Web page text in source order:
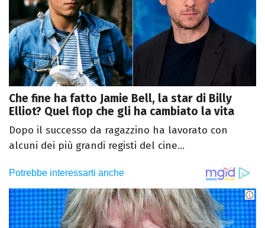
Che fine ha fatto Jamie Bell, la star di Billy
Elliot? Quel flop che gli ha cambiato la vita
Dopo il successo da ragazzino ha lavorato con
alcuni dei più grandi registi del cine...